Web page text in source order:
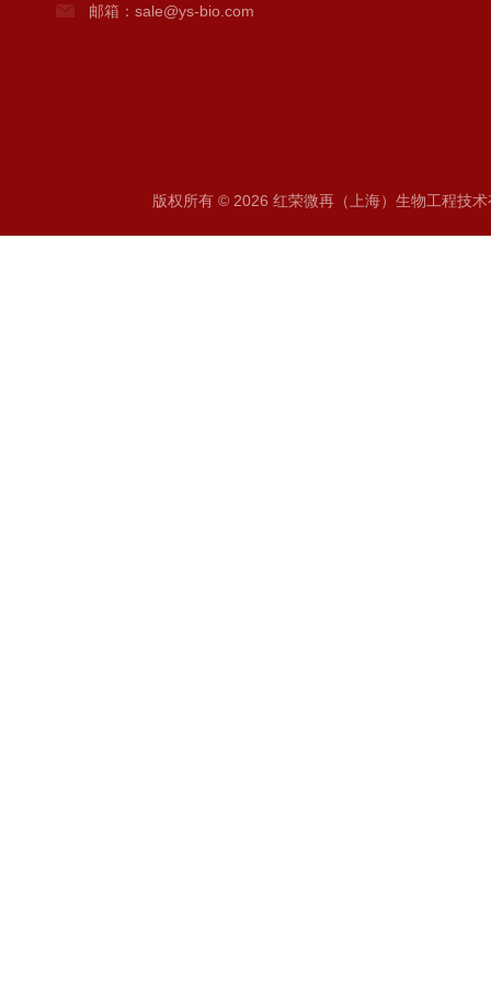
邮箱：sale@ys-bio.com
版权所有 © 2026 红荣微再（上海）生物工程技